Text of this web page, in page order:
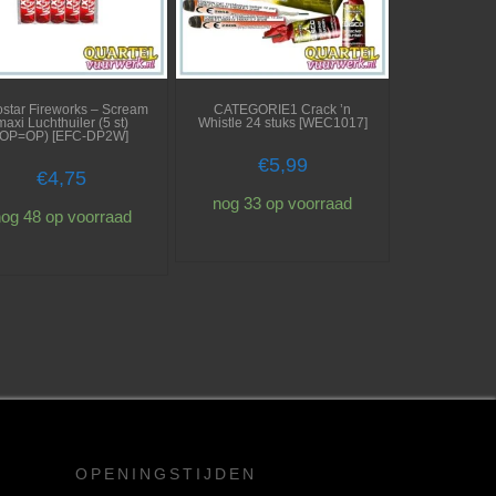
Fireworks – Scream
Luchthuiler (5 st)
[EFC-DP2W]
€4,75
48 op voorraad
CATEGORIE1 Crack ’n
Whistle 24 stuks [WEC1017]
€5,99
nog 33 op voorraad
OPENINGSTIJDEN